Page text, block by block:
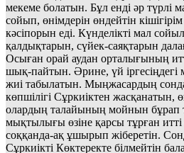
мекеме болатын. Бұл енді әр түрлі
сойып, өнімдерін өндейтін
кәсіпорын еді. Күнделікті мал
қалдықтарын, сүйек-саяқтарын
Осыған орай аудан орталығының
шық-пайтын. Әрине, үй іргесіңдегі
жиі табылатын. Мыңжасардың
көпшілігі Сұркиіктен жасқанатын,
олардың талайының мойнын бұрап
мықтылығы өзіне қарсы тұрған итті
соққанда-ақ ұшырып жіберетін.
Сұркиікті Көктеректе білмейтін